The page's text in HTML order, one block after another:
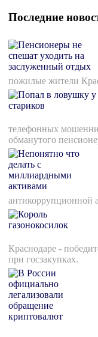
Последние
пожилые жители
телефонных
обманутого
антикоррупционной
Краснодаре -
при госзакупках.